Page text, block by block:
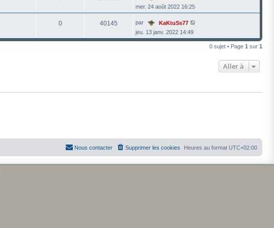
mer. 24 août 2022 16:25
0 40145 par
KaKtuSs77
jeu. 13 janv. 2022 14:49
0 sujet • Page 1 sur 1
Aller à
Heures au format UTC+02:00
Supprimer les cookies
Nous contacter